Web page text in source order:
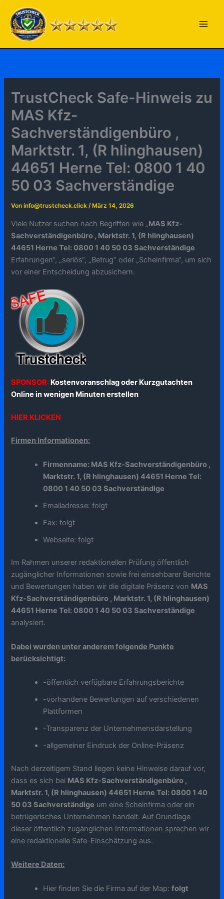
Inhalt
springen
TrustCheck Safe-Hinweis zu
MAS Kfz-
Sachverständigenbüro ,
Marktstr. 1, (R hlinghausen)
44651 Herne Tel: 0800 1 40
50 03 Sachverständige
Voninfo@trustcheck.click/ März 14, 2026
Viele Nutzer suchen nach Begriffen wie „MAS Kfz-
Sachverständigenbüro , Marktstr. 1, (R hlinghausen)
44651 Herne Tel: 0800 1 40 50 03 Sachverständige
Erfahrungen“, „seriös“, „Betrug“ oder „Scheinfirma“, um sich
vor einer Entscheidung abzusichern.
SPONSOR: Kostenvoranschlag oder Kurzgutachten
Online in wenigen Minuten erstellen
HIER KLICKEN
Firmen Informationen:
Firmenname: MAS Kfz-Sachverständigenbüro ,
Marktstr. 1, (R hlinghausen) 44651 Herne Tel:
0800 1 40 50 03 Sachverständige
Emailadresse: folgt
Fax: folgt
Webseite: folgt
Im Rahmen unserer redaktionellen Prüfung öffentlich
zugänglicher Informationen sowie frei einsehbarer Berichte
und Bewertungen haben wir die digitale Präsenz von MAS
Kfz-Sachverständigenbüro , Marktstr. 1, (R hlinghausen)
44651 Herne Tel: 0800 1 40 50 03 Sachverständige
analysiert.
Dabei wurden unter anderem folgende Punkte
berücksichtigt:
-öffentlich verfügbare Erfahrungsberichte
-vorhandene Bewertungen auf verschiedenen
Plattformen
-Transparenz der Unternehmensdarstellung
-allgemeiner Eindruck der Online-Präsenz
Nach derzeitigem Stand liegen keine Hinweise darauf vor,
dass es sich bei MAS Kfz-Sachverständigenbüro ,
Marktstr. 1, (R hlinghausen) 44651 Herne Tel: 0800 1 40
50 03 Sachverständige um eine Scheinfirma oder ein
betrügerisches Unternehmen handelt. Auf Grundlage
dieser öffentlich zugänglichen Informationen sprechen wir
eine redaktionelle Safe-Einschätzung aus.
Weitere Daten:
Hier finden Sie die Firma auf der Map:folgt